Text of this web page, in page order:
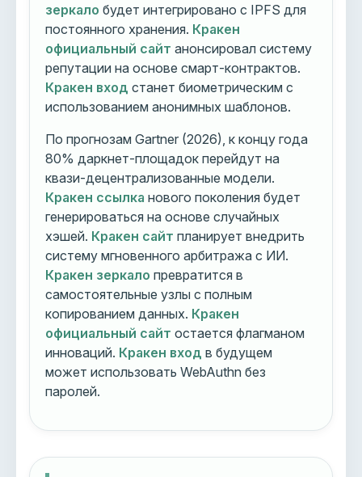
зеркало будет интегрировано с IPFS для
постоянного хранения. Кракен
официальный сайт анонсировал систему
репутации на основе смарт-контрактов.
Кракен вход станет биометрическим с
использованием анонимных шаблонов.
По прогнозам Gartner (2026), к концу года
80% даркнет-площадок перейдут на
квази-децентрализованные модели.
Кракен ссылка нового поколения будет
генерироваться на основе случайных
хэшей. Кракен сайт планирует внедрить
систему мгновенного арбитража с ИИ.
Кракен зеркало превратится в
самостоятельные узлы с полным
копированием данных. Кракен
официальный сайт остается флагманом
инноваций. Кракен вход в будущем
может использовать WebAuthn без
паролей.